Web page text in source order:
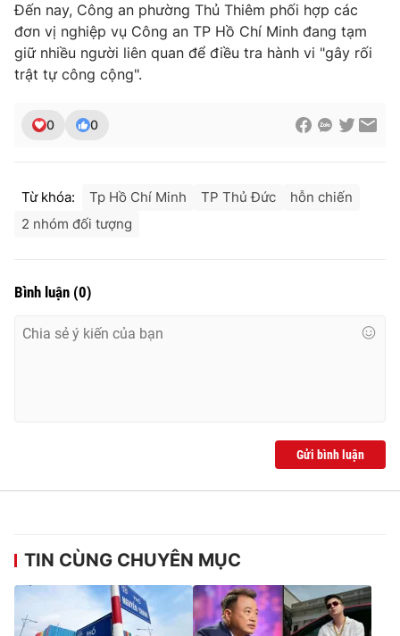
Thị trường
Tư vấn
Lịch phát sóng
Chuyên mục khác
Emagazine
Video
VTV Sức khoẻ
THỜI BÁO VTV
Đến nay, Công an phường Thủ Thiêm phối hợp các
đơn vị nghiệp vụ Công an TP Hồ Chí Minh đang tạm
giữ nhiều người liên quan để điều tra hành vi "gây rối
trật tự công cộng".
0 0
Từ khóa: Tp Hồ Chí Minh TP Thủ Đức
hỗn chiến
2 nhóm đối tượng
Bình luận (0)
Gửi bình luận
TIN CÙNG CHUYÊN MỤC